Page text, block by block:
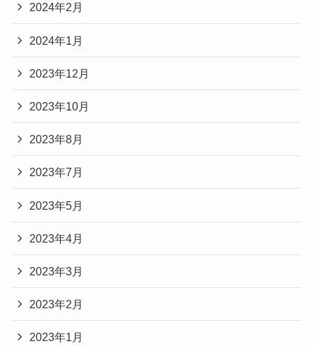
2024年2月
2024年1月
2023年12月
2023年10月
2023年8月
2023年7月
2023年5月
2023年4月
2023年3月
2023年2月
2023年1月